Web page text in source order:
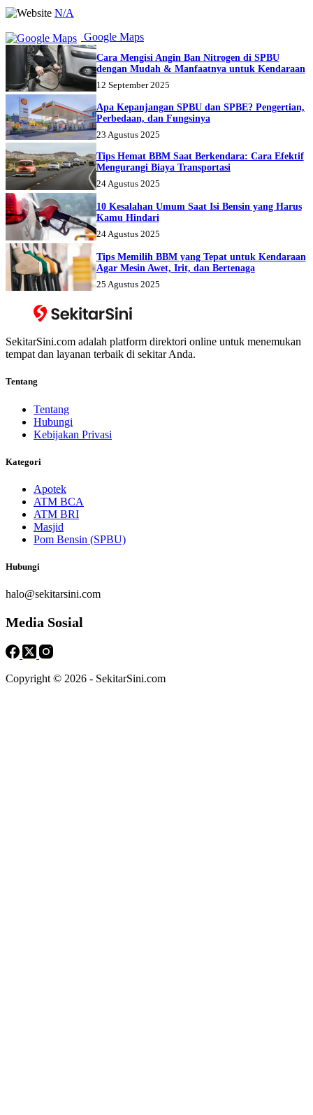
N/A
Google Maps
Cara Mengisi Angin Ban Nitrogen di SPBU
dengan Mudah & Manfaatnya untuk Kendaraan
12 September 2025
Apa Kepanjangan SPBU dan SPBE? Pengertian,
Perbedaan, dan Fungsinya
23 Agustus 2025
Tips Hemat BBM Saat Berkendara: Cara Efektif
Mengurangi Biaya Transportasi
24 Agustus 2025
10 Kesalahan Umum Saat Isi Bensin yang Harus
Kamu Hindari
24 Agustus 2025
Tips Memilih BBM yang Tepat untuk Kendaraan
Agar Mesin Awet, Irit, dan Bertenaga
25 Agustus 2025
SekitarSini.com adalah platform direktori online untuk menemukan
tempat dan layanan terbaik di sekitar Anda.
Tentang
Tentang
Hubungi
Kebijakan Privasi
Kategori
Apotek
ATM BCA
ATM BRI
Masjid
Pom Bensin (SPBU)
Hubungi
halo@sekitarsini.com
Media Sosial
Copyright © 2026 - SekitarSini.com